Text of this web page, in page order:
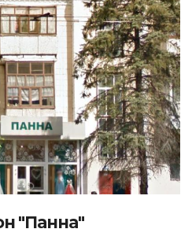
"Панна"